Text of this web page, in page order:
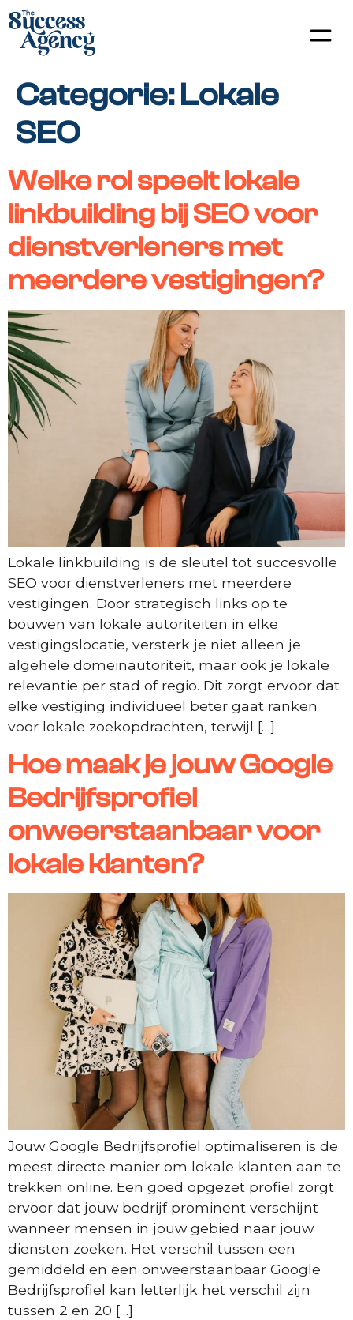
Categorie:Lokale
SEO
Welke rol speelt lokale
linkbuilding bij SEO voor
dienstverleners met
meerdere vestigingen?
Lokale linkbuilding is de sleutel tot succesvolle
SEO voor dienstverleners met meerdere
vestigingen. Door strategisch links op te
bouwen van lokale autoriteiten in elke
vestigingslocatie, versterk je niet alleen je
algehele domeinautoriteit, maar ook je lokale
relevantie per stad of regio. Dit zorgt ervoor dat
elke vestiging individueel beter gaat ranken
voor lokale zoekopdrachten, terwijl […]
Hoe maak je jouw Google
Bedrijfsprofiel
onweerstaanbaar voor
lokale klanten?
Jouw Google Bedrijfsprofiel optimaliseren is de
meest directe manier om lokale klanten aan te
trekken online. Een goed opgezet profiel zorgt
ervoor dat jouw bedrijf prominent verschijnt
wanneer mensen in jouw gebied naar jouw
diensten zoeken. Het verschil tussen een
gemiddeld en een onweerstaanbaar Google
Bedrijfsprofiel kan letterlijk het verschil zijn
tussen 2 en 20 […]